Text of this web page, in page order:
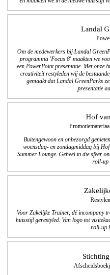
Landal
Om de medewerkers bij Landal
programma 'Focus 8' maakten we
een PowerPoint presentatie. Met onze
creativiteit restyleden wij de
gemaakt dat Landal GreenParks
presentatie
Hof
Buitengewoon en onbezorgd
woensdag- en zondagmiddag bij
Summer Lounge. Geheel in die sfeer
roll-up
Voor Zakelijke Trainer, dé incompany
huisstijl gerestyled. Van logo tot
roll-up